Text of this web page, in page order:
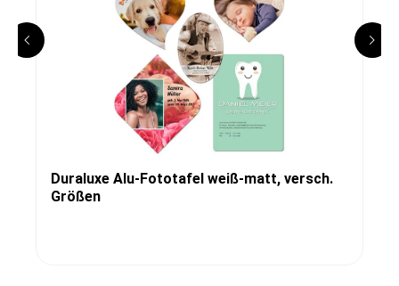
Duraluxe Alu-Fototafel weiß-matt, versch.
Größen